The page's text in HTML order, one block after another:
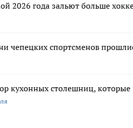
2026 года зальют больше
чепецких спортсменов
кухонных столешниц, которые